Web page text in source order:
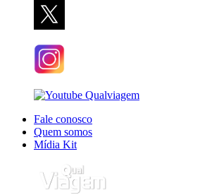
Fale conosco
Quem somos
Mídia Kit